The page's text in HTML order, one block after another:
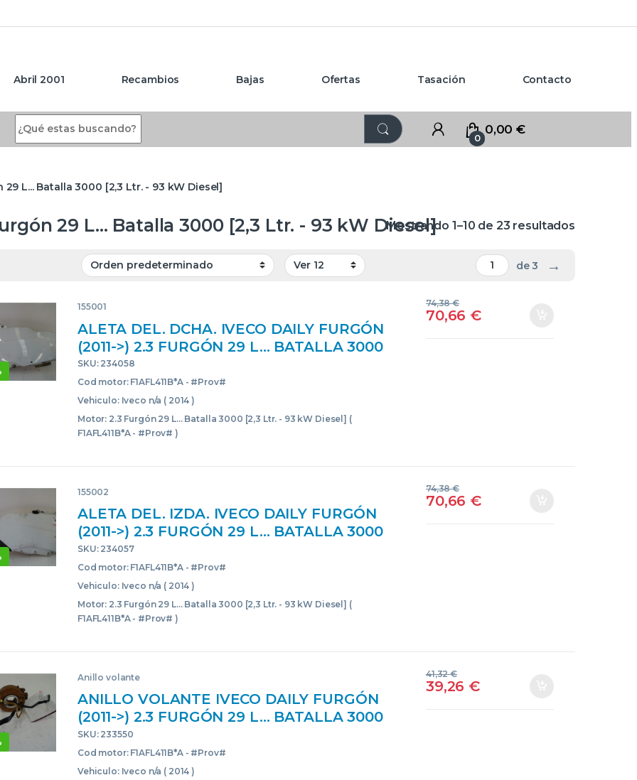
Abril 2001 Recambios Bajas Ofertas Tasación Contacto
0
0,00€
29 L... Batalla 3000 [2,3 Ltr. - 93 kW Diesel]
29 L... Batalla 3000 [2,3 Ltr. - 93 kW Diesel]Mostrando 1–10 de 23 resultados
de 3 →
155001
ALETA DEL. DCHA. IVECO DAILY FURGÓN
(2011->) 2.3 FURGÓN 29 L… BATALLA 3000
[2,3 LTR. – 93 KW DIESEL] F1AFL411B*A –
#PROV# F1AFL411BAPROV BLANCO ALETAS
DELANTERAS DELANTEROS DERECHAS
DERECHOS
SKU: 234058
Cod motor: F1AFL411B*A - #Prov#
Vehiculo: Iveco n/a ( 2014 )
Motor: 2.3 Furgón 29 L... Batalla 3000 [2,3 Ltr. - 93 kW Diesel] (
F1AFL411B*A - #Prov# )
70,66 €
74,38€
155002
ALETA DEL. IZDA. IVECO DAILY FURGÓN
(2011->) 2.3 FURGÓN 29 L… BATALLA 3000
[2,3 LTR. – 93 KW DIESEL] F1AFL411B*A –
#PROV# F1AFL411BAPROV BLANCO ALETAS
DELANTERAS DELANTEROS IZQUIERDAS
IZQUIERDOS
SKU: 234057
Cod motor: F1AFL411B*A - #Prov#
Vehiculo: Iveco n/a ( 2014 )
Motor: 2.3 Furgón 29 L... Batalla 3000 [2,3 Ltr. - 93 kW Diesel] (
F1AFL411B*A - #Prov# )
70,66 €
74,38€
Anillo volante
ANILLO VOLANTE IVECO DAILY FURGÓN
(2011->) 2.3 FURGÓN 29 L… BATALLA 3000
[2,3 LTR. – 93 KW DIESEL] F1AFL411B*A –
#PROV# F1AFL411BAPROV 59001157
BLANCO
SKU: 233550
Cod motor: F1AFL411B*A - #Prov#
Vehiculo: Iveco n/a ( 2014 )
39,26 €
41,32€